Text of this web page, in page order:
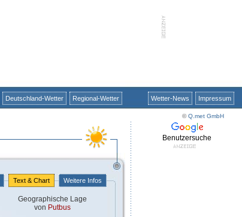
Deutschland-Wetter Regional-Wetter Wetter-News Impressum
©Q.met GmbH
Text & Chart Weitere Infos
Geographische Lage
von Putbus
Benutzersuche